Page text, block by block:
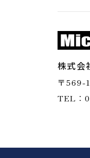
株式会
〒569-
TEL：